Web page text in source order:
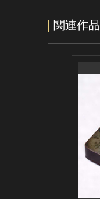
関連作品